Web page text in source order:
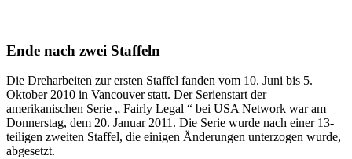
Ende nach zwei Staffeln
Die Dreharbeiten zur ersten Staffel fanden vom 10. Juni bis 5.
Oktober 2010 in Vancouver statt. Der Serienstart der
amerikanischen Serie „ Fairly Legal “ bei USA Network war am
Donnerstag, dem 20. Januar 2011. Die Serie wurde nach einer 13-
teiligen zweiten Staffel, die einigen Änderungen unterzogen wurde,
abgesetzt.